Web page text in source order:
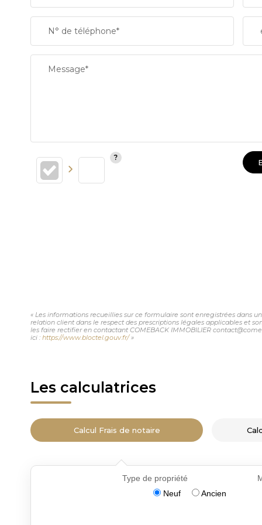
SUPERFICIE :
RESTAURANTS ET CAFÉS
N° de téléphone*
Message*
« Les informations recueillies sur ce formulaire sont enregistrées dans
relation client dans le respect des prescriptions légales applicables et
les faire rectifier en contactant COMEBACK IMMOBILIER
ici : https://www.bloctel.gouv.fr/»
Les calculatrices
Calcul Frais de notaire